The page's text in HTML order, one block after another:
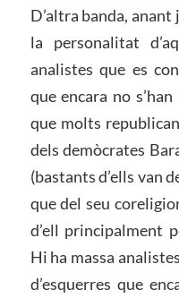
D’altra banda,
la personalitat
analistes que es
que encara no
que molts
dels demòcrates
(bastants d’ells van
que del seu
d’ell principalment
Hi ha massa
d’esquerres que